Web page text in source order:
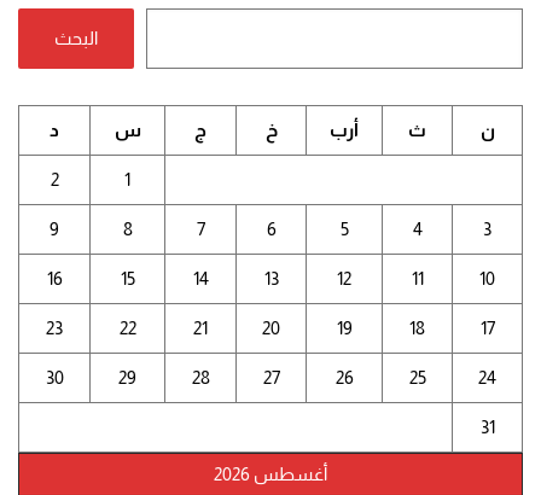
البحث
أغسطس 2026
ن ث أرب خ ج س د
1
2
3
4
5
6
7
8
9
10
11
12
13
14
15
16
17
18
19
20
21
22
23
24
25
26
27
28
29
30
31